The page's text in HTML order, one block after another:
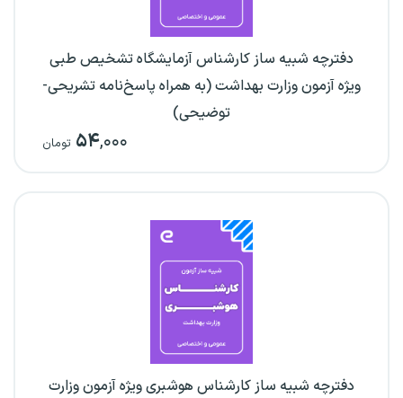
دفترچه شبیه ساز کارشناس آزمایشگاه تشخیص طبی
ویژه آزمون وزارت بهداشت (به همراه پاسخ‌نامه تشریحی-
توضیحی)
۵۴,۰۰۰ تومان
دفترچه شبیه ساز کارشناس هوشبری ویژه آزمون وزارت